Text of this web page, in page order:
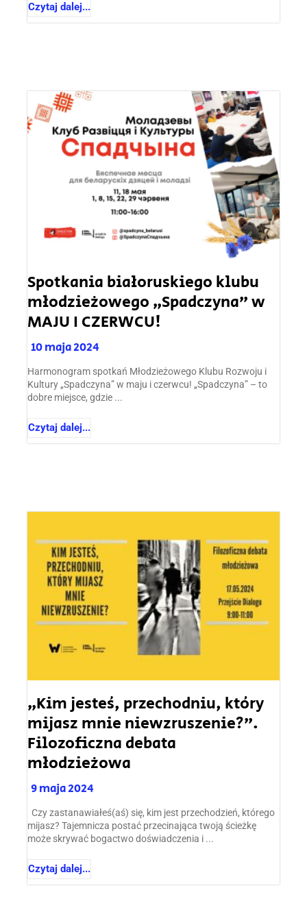
Czytaj dalej...
Spotkania białoruskiego klubu
młodzieżowego „Spadczyna” w
MAJU I CZERWCU!
10 maja 2024
Harmonogram spotkań Młodzieżowego Klubu Rozwoju i
Kultury „Spadczyna” w maju i czerwcu! „Spadczyna” – to
dobre miejsce, gdzie ...
Czytaj dalej...
„Kim jesteś, przechodniu, który
mijasz mnie niewzruszenie?”.
Filozoficzna debata
młodzieżowa
9 maja 2024
Czy zastanawiałeś(aś) się, kim jest przechodzień, którego
mijasz? Tajemnicza postać przecinająca twoją ścieżkę
może skrywać bogactwo doświadczenia i ...
Czytaj dalej...